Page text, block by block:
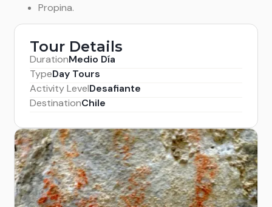
Propina.
Tour Details
DurationMedio Día
TypeDay Tours
Activity LevelDesafiante
DestinationChile